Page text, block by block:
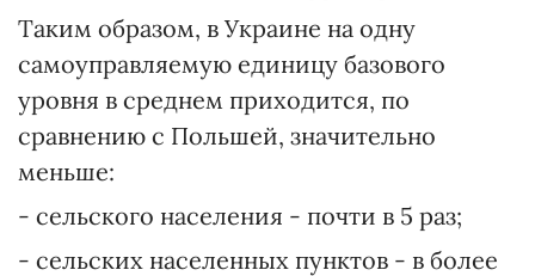
Таким образом, в Украине на одну
самоуправляемую единицу базового
уровня в среднем приходится, по
сравнению с Польшей, значительно
меньше:
- сельского населения - почти в 5 раз;
- сельских населенных пунктов - в более